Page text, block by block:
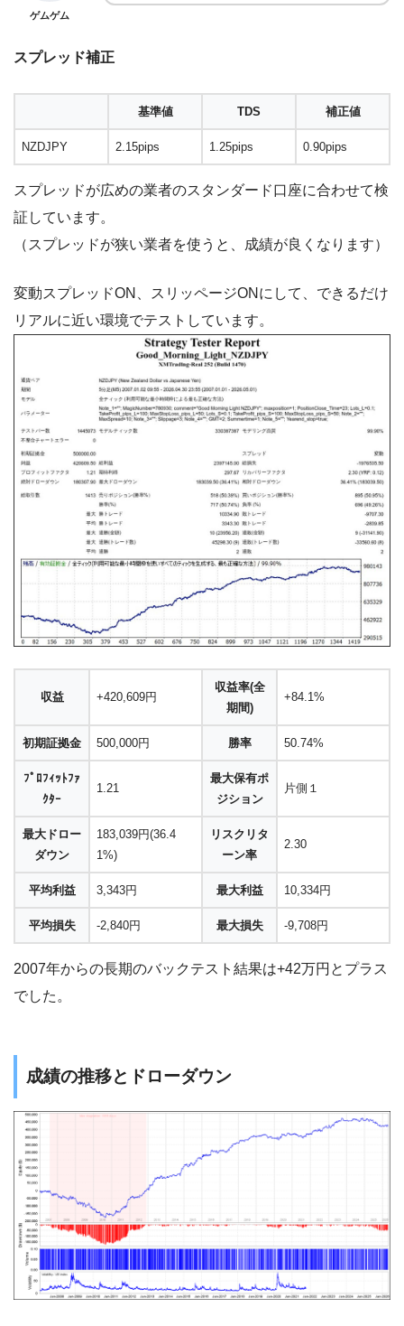
ゲムゲム
スプレッド補正
基準値 TDS 補正値
NZDJPY 2.15pips 1.25pips 0.90pips
スプレッドが広めの業者のスタンダード口座に合わせて検
証しています。
（スプレッドが狭い業者を使うと、成績が良くなります）
変動スプレッドON、スリッページONにして、できるだけ
リアルに近い環境でテストしています。
収益 +420,609円
収益率(全
期間)
+84.1%
初期証拠金 500,000円 勝率 50.74%
ﾌﾟﾛﾌｨｯﾄﾌｧ
ｸﾀｰ
1.21
最大保有ポ
ジション
片側１
最大ドロー
ダウン
183,039円(36.4
1%)
リスクリタ
ーン率
2.30
平均利益 3,343円 最大利益 10,334円
平均損失 -2,840円 最大損失 -9,708円
2007年からの長期のバックテスト結果は+42万円とプラス
でした。
成績の推移とドローダウン